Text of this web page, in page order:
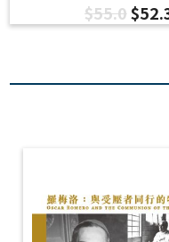
$55.0$